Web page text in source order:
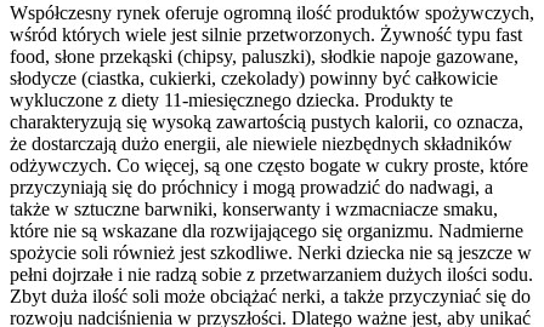
Współczesny rynek oferuje ogromną ilość produktów spożywczych,
wśród których wiele jest silnie przetworzonych. Żywność typu fast
food, słone przekąski (chipsy, paluszki), słodkie napoje gazowane,
słodycze (ciastka, cukierki, czekolady) powinny być całkowicie
wykluczone z diety 11-miesięcznego dziecka. Produkty te
charakteryzują się wysoką zawartością pustych kalorii, co oznacza,
że dostarczają dużo energii, ale niewiele niezbędnych składników
odżywczych. Co więcej, są one często bogate w cukry proste, które
przyczyniają się do próchnicy i mogą prowadzić do nadwagi, a
także w sztuczne barwniki, konserwanty i wzmacniacze smaku,
które nie są wskazane dla rozwijającego się organizmu. Nadmierne
spożycie soli również jest szkodliwe. Nerki dziecka nie są jeszcze w
pełni dojrzałe i nie radzą sobie z przetwarzaniem dużych ilości sodu.
Zbyt duża ilość soli może obciążać nerki, a także przyczyniać się do
rozwoju nadciśnienia w przyszłości. Dlatego ważne jest, aby unikać